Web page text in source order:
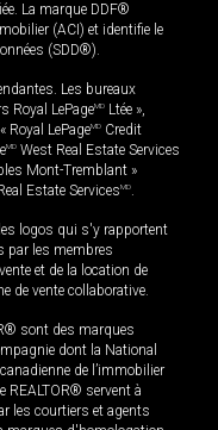
La marque DDF®
(ACI) et identifie le
(SDD®).
Les bureaux
Royal LePageMD Ltée »,
Royal LePageMD Credit
MD West Real Estate Services
Mont-Tremblant »
Estate ServicesMD.
logos qui s'y rapportent
par les membres
et de la location de
de vente collaborative.
sont des marques
dont la National
de l’immobilier
REALTOR® servent à
les courtiers et agents